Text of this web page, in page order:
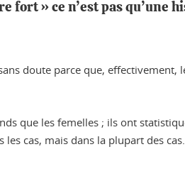
fort » ce n’est pas qu’une
doute parce que, effectivement,
que les femelles ; ils ont
cas, mais dans la plupart des cas.